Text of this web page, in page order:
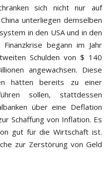
sich nicht nur auf
unterliegen demselben
in den USA und in den
begann im Jahr
Schulden von $ 140
angewachsen. Diese
hätten bereits zu einer
sollen, stattdessen
über eine Deflation
Schaffung von Inflation. Es
gut für die Wirtschaft ist.
zur Zerstörung von Geld